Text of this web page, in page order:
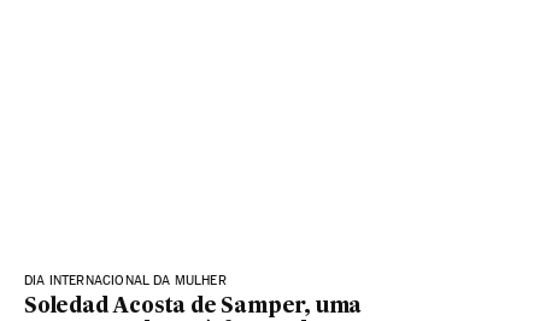
DIA INTERNACIONAL DA MULHER
Soledad Acosta de Samper, uma